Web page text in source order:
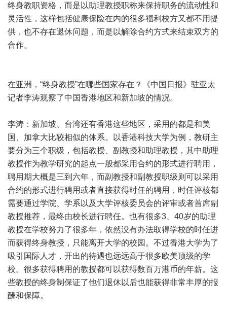
终身教职资格，而是以助理教授职称来保持职务的流动性和
灵活性，这样包括健康保险在内的很多福利校方又都不用提
供，也不存在退休问题，而是以解除合约方式来结束双方的
合作。
在亚洲，“终身教授”在哪些国家存在？《中国日报》驻亚太
记者李涛观察了中国香港地区和新加坡的情况。
李涛：新加坡、台湾还有香港这些地区，采用的都是和美
国、加拿大比较相似的体系。以香港科技大学为例，教研主
要分为三个职级，包括教授、副教授和助理教授，其中助理
教授作为教学研究的起点一般都采用合约的形式进行聘用，
聘用期大概是三到六年，而副教授和副教授职级则可以采用
合约的形式进行聘用或者直接获得时任的聘用，时任评核都
需要通过学院、学系以及大学评核委员会的评审或者首席副
教授推荐，最终由校长进行聘任。也有很多3、40岁的助理
教授在学校努力了很多年，依然没有办法取得学校的时任进
而获得终身教授，只能离开大学的校园。不过香港大学为了
吸引国际人才，开出的待遇也远远高于很多欧美顶级的学
校。很多获得聘用的教授都可以获得数百万港币的年薪。这
些教授的终身制保证了他们退休以后也能获得非常丰厚的报
酬和保障。